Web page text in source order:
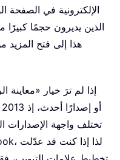
الإلكترونية في الصفحة
الذين يديرون حجمًا
هذا إلى فتح المزيد
إذا لم ترَ خيار
تختلف واجهة الإصدارات